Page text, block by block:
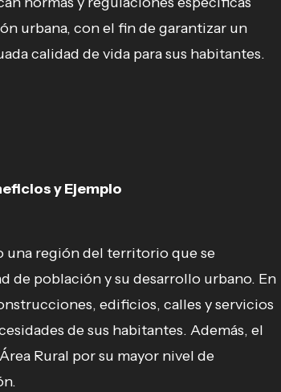
urbana, con el fin de garantizar un
calidad de vida para sus habitantes.
y Ejemplo
una región del territorio que se
de población y su desarrollo urbano. En
edificios, calles y servicios
de sus habitantes. Además, el
Rural por su mayor nivel de